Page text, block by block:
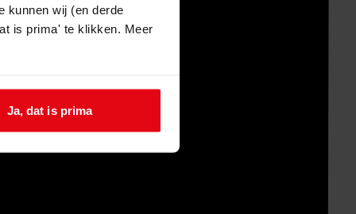
kunnen wij (en derde
is prima' te klikken. Meer
Ja, dat is prima